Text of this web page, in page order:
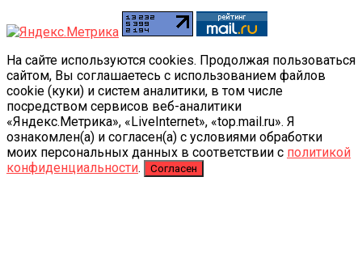
На сайте используются cookies. Продолжая пользоваться
сайтом, Вы соглашаетесь с использованием файлов
cookie (куки) и систем аналитики, в том числе
посредством сервисов веб-аналитики
«Яндекс.Метрика», «LiveInternet», «top.mail.ru». Я
ознакомлен(а) и согласен(а) с условиями обработки
моих персональных данных в соответствии с политикой
конфиденциальности. Согласен